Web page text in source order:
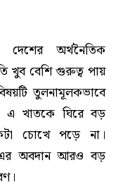
দেশের অর্থনৈতিক
খুব বেশি গুরুত্ব পায়
তুলনামূলকভাবে
এ খাতকে ঘিরে বড়
চোখে পড়ে না।
এর অবদান আরও বড়